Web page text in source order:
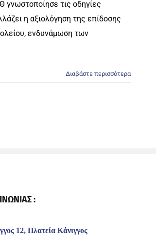
τις οδηγίες
η αξιολόγηση της επίδοσης
ενδυνάμωση των
Διαβάστε περισσότερα
:
12, Πλατεία Κάνιγγος